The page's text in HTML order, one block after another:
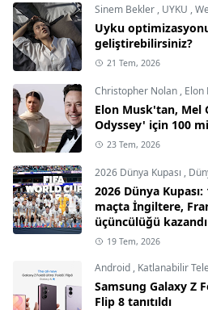
Sinem Bekler , UYKU ,
Uyku
geliştirebilirsiniz?
21 Tem, 2026
Christopher Nolan , Elon
Elon Musk'tan, Mel
Odyssey' için 100
23 Tem, 2026
2026 Dünya Kupası ,
2026 Dünya
maçta İngiltere,
üçüncülüğü kazandı
19 Tem, 2026
Android , Katlanabilir
Samsung Galaxy Z
Flip 8 tanıtıldı